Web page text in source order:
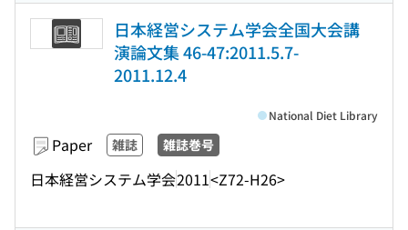
日本経営システム学会全国大会講
演論文集 46-47:2011.5.7-
2011.12.4
Paper 雑誌 雑誌巻号
日本経営システム学会2011<Z72-H26>
National Diet Library